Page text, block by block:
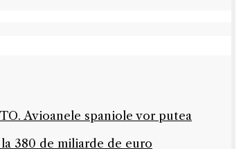
Avioanele spaniole vor putea
380 de miliarde de euro